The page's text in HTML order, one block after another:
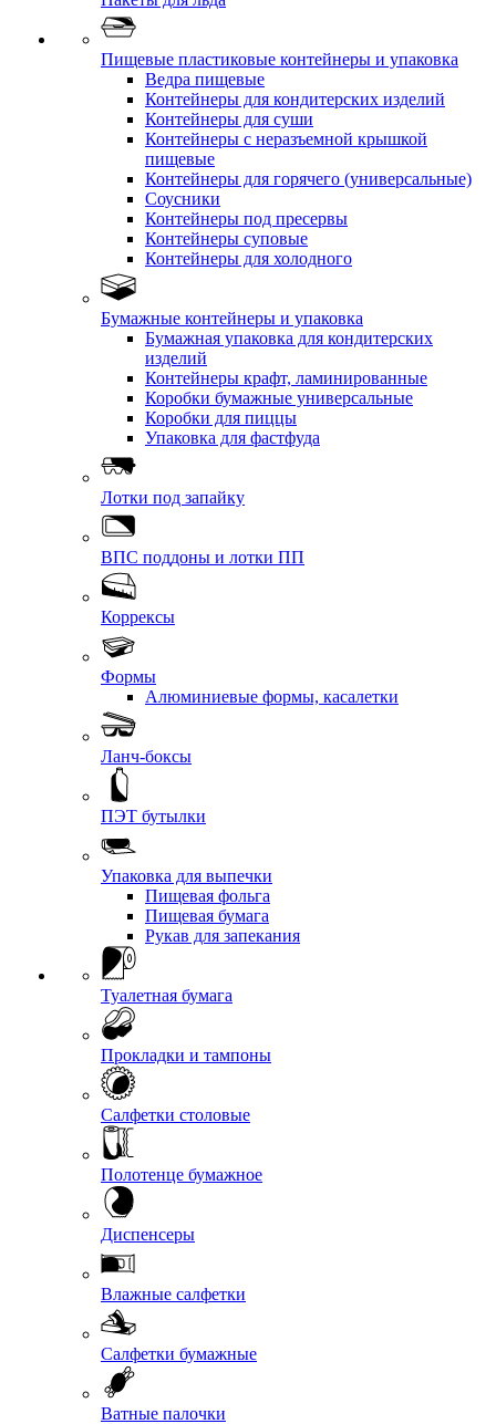
Пищевые пластиковые контейнеры и упаковка
Ведра пищевые
Контейнеры для кондитерских изделий
Контейнеры для суши
Контейнеры с неразъемной крышкой
пищевые
Контейнеры для горячего (универсальные)
Соусники
Контейнеры под пресервы
Контейнеры суповые
Контейнеры для холодного
Бумажные контейнеры и упаковка
Бумажная упаковка для кондитерских
изделий
Контейнеры крафт, ламинированные
Коробки бумажные универсальные
Коробки для пиццы
Упаковка для фастфуда
Лотки под запайку
ВПС поддоны и лотки ПП
Коррексы
Формы
Алюминиевые формы, касалетки
Ланч-боксы
ПЭТ бутылки
Упаковка для выпечки
Пищевая фольга
Пищевая бумага
Рукав для запекания
Туалетная бумага
Прокладки и тампоны
Салфетки столовые
Полотенце бумажное
Диспенсеры
Влажные салфетки
Салфетки бумажные
Ватные палочки